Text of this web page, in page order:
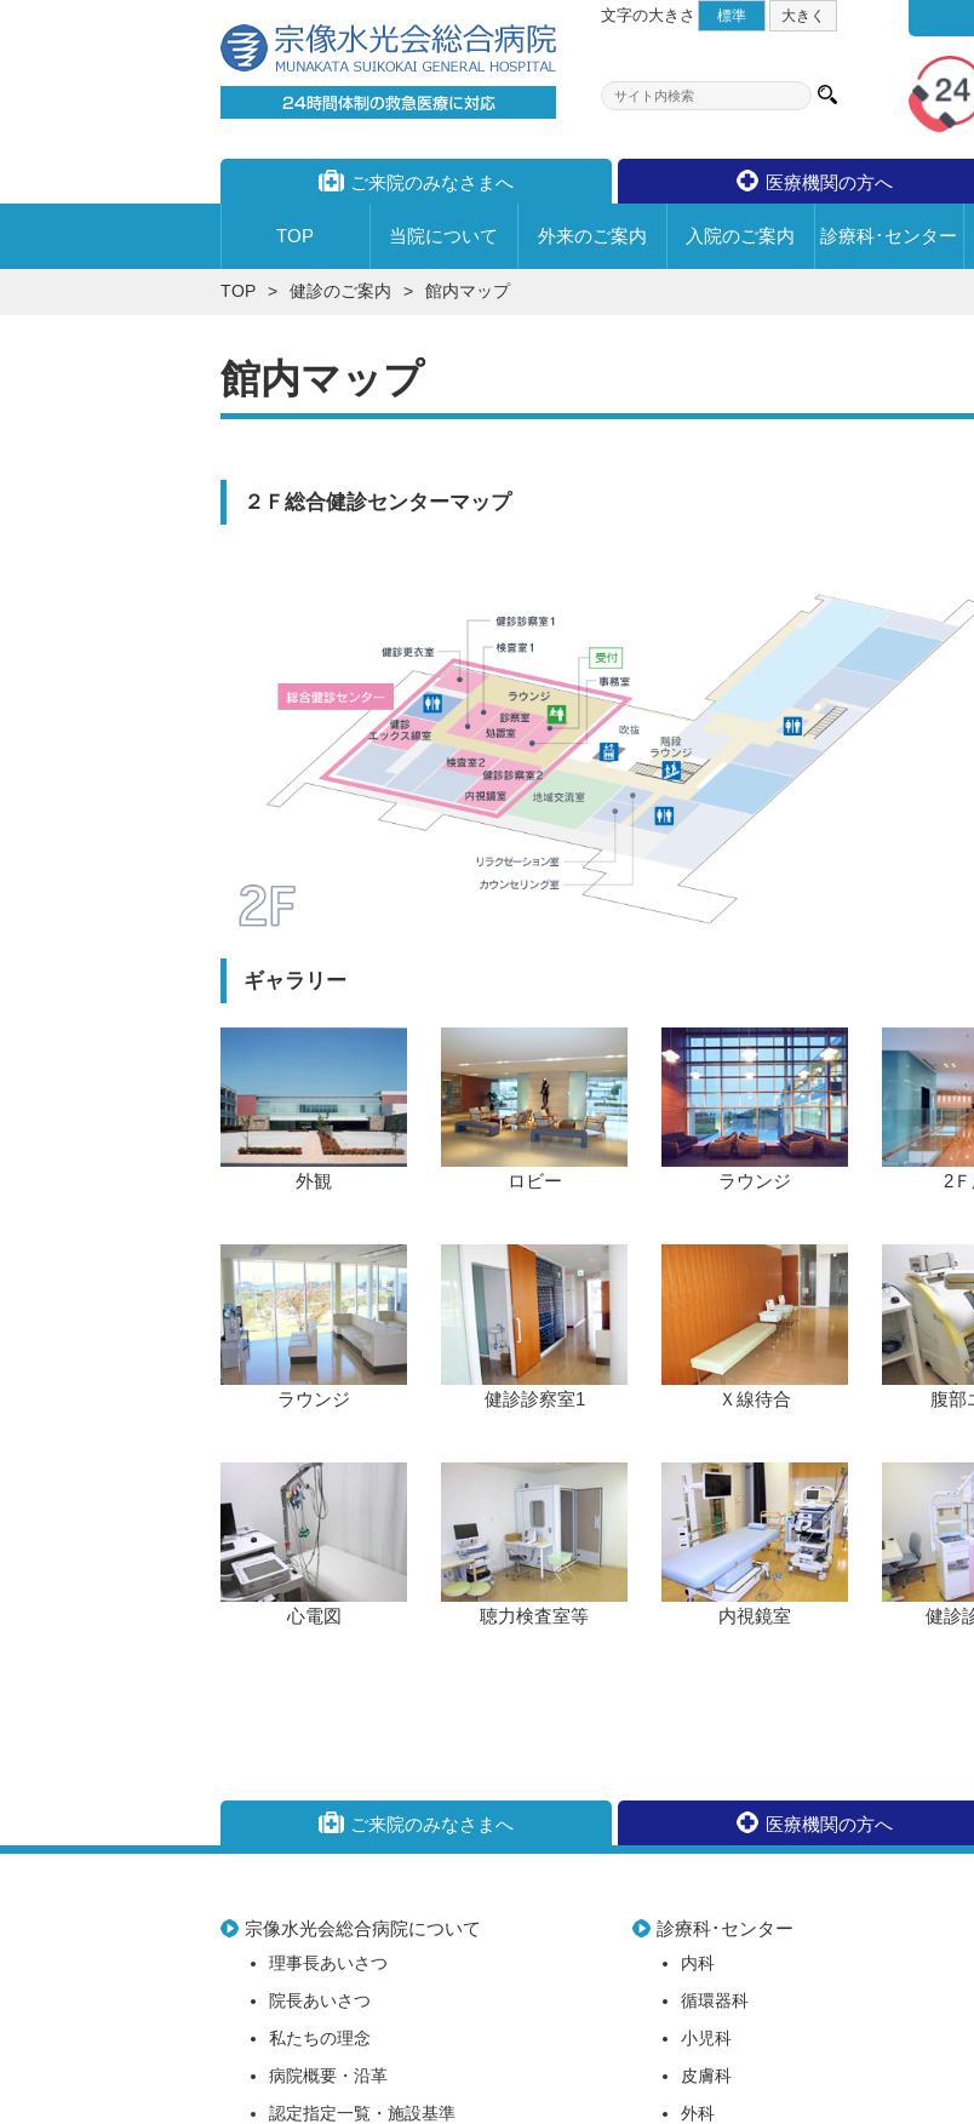
文字の大きさ 標準 大きく
ご来院のみなさまへ 医療機関の方へ
TOP 当院について 外来のご案内 入院のご案内 診療科･センター
宗像水光会総合病院
院長あいさつ
一般事業主行動計画
女性活躍推進法に基づく公表
育児･介護休業法に基づく公表
交通アクセス
フロアマップ
【手術室・ICU・心臓血管
センター・透析センタ
ー】
2F 【管理】
1F 【受付・外来】
病院の取り
輸血について
宗教上等の理
否される患者さ
外来について
受診申し込みから帰宅までの流れ
休診日、時間外の診療について
院内での写真･動画撮影・録音について
携帯電話のご利用について
院内Wi-Fiサービスのご利用について
喫煙に関するお願い
外来について
予防接種につ
各種検査につ
公費負担医療
寝具について
院内での写
院内Wi-Fiサ
敷地内禁煙に
個人情報保護
創傷治療センター・足病外来
心臓血管外科 眼科
TOP 健診のご案内 館内マップ
館内マップ
２Ｆ総合健診センターマップ
ギャラリー
外観 ロビー ラウンジ 2
ラウンジ 健診診察室1 Ｘ線待合 腹部
心電図 聴力検査室等 内視鏡室 健診
ご来院のみなさまへ 医療機関の方へ
宗像水光会総合病院について
理事長あいさつ
院長あいさつ
私たちの理念
病院概要・沿革
認定指定一覧・施設基準
診療科･センター
内科
循環器科
小児科
皮膚科
外科